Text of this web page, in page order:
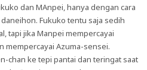
dan MAnpei, hanya dengan cara
Fukuko tentu saja sedih
tapi jika Manpei mempercayai
mempercayai Azuma-sensei.
chan ke tepi pantai dan teringat saat